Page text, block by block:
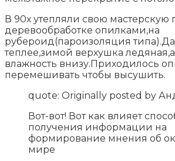
В 90х утепляли свою мастерскую
деревообработке опилками,на
рубероид(пароизоляция
теплее,зимой верхушка
влажность внизу.Приходилось
перемешивать чтобы высушить.
quote: Originally posted by
Вот-вот! Вот как влияет
получения информации на
формирование мнения об
мире